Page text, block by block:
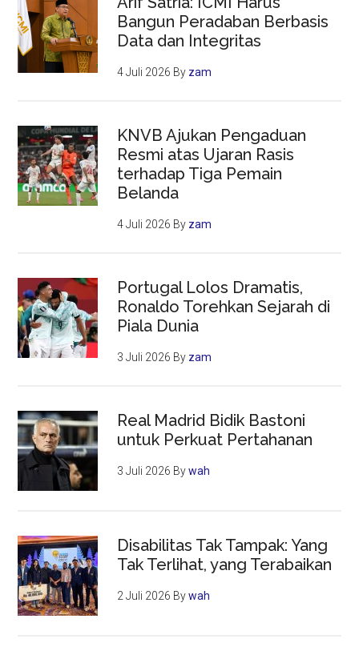
Bangun Peradaban Berbasis
Data dan Integritas
4 Juli 2026 By zam
KNVB Ajukan Pengaduan
Resmi atas Ujaran Rasis
terhadap Tiga Pemain
Belanda
4 Juli 2026 By zam
Portugal Lolos Dramatis,
Ronaldo Torehkan Sejarah di
Piala Dunia
3 Juli 2026 By zam
Real Madrid Bidik Bastoni
untuk Perkuat Pertahanan
3 Juli 2026 Bywah
Disabilitas Tak Tampak: Yang
Tak Terlihat, yang Terabaikan
2 Juli 2026 Bywah